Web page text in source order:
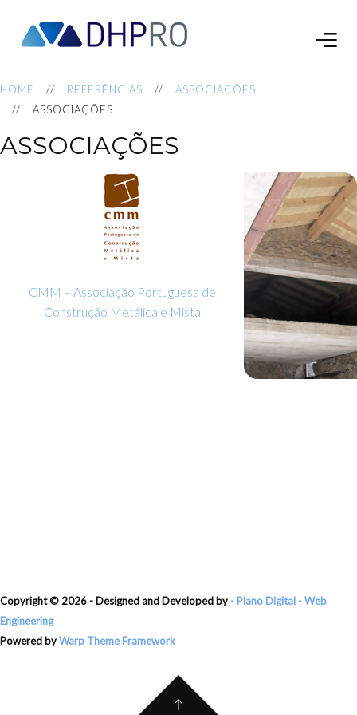
HOME REFERÊNCIAS
ASSOCIAÇÕES
ASSOCIAÇÕES
ASSOCIAÇÕES
CMM – Associação Portuguesa de
Construção Metálica e Mista
Copyright © 2026 - Designed and Developed by - Plano Digital - Web
Engineering
Powered byWarp Theme Framework